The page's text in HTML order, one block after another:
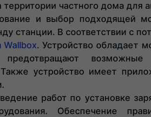
территории частного дома для
и выбор подходящей
станции. В соответствии с
Wallbox. Устройство обладает
предотвращают
устройство имеет
работ по установке
Обеспечение